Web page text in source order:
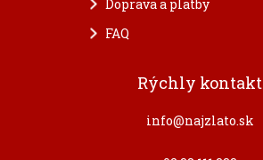
Doprava a platby
FAQ
Rýchly kontakt
info@najzlato.sk